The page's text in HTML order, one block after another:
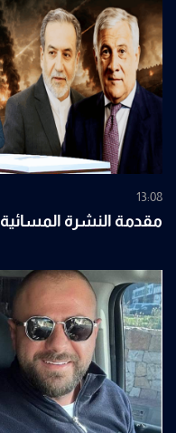
13:08
مقدمة النشرة المسائية 05-08-2026